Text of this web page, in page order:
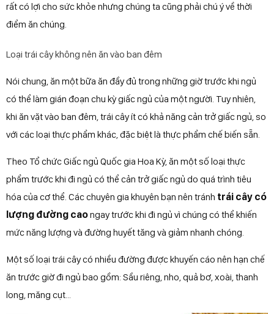
rất có lợi cho sức khỏe nhưng chúng ta cũng phải chú ý về thời
điểm ăn chúng.
Loại trái cây không nên ăn vào ban đêm
Nói chung, ăn một bữa ăn đầy đủ trong những giờ trước khi ngủ
có thể làm gián đoạn chu kỳ giấc ngủ của một người. Tuy nhiên,
khi ăn vặt vào ban đêm, trái cây ít có khả năng cản trở giấc ngủ, so
với các loại thực phẩm khác, đặc biệt là thực phẩm chế biến sẵn.
Theo Tổ chức Giấc ngủ Quốc gia Hoa Kỳ, ăn một số loại thực
phẩm trước khi đi ngủ có thể cản trở giấc ngủ do quá trình tiêu
hóa của cơ thể. Các chuyên gia khuyên bạn nên tránh trái cây có
lượng đường caongay trước khi đi ngủ vì chúng có thể khiến
mức năng lượng và đường huyết tăng và giảm nhanh chóng.
Một số loại trái cây có nhiều đường được khuyến cáo nên hạn chế
ăn trước giờ đi ngủ bao gồm: Sầu riêng, nho, quả bơ, xoài, thanh
long, măng cụt...